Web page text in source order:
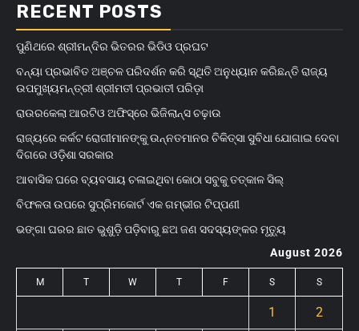
RECENT POSTS
ପୁଣିଥରେ ଶ୍ରୀମନ୍ଦିର ଭିତରର ଭିଡିଓ ପ୍ରଘଟ
ବନ୍ୟା ପ୍ରଭାବିତ ଅଞ୍ଚଳ ପରିଦର୍ଶନ କରି ସ୍ଥିତି ଅନୁଧ୍ୟାନ କରିଛନ୍ତି ରାଜ୍ୟ
ଉପମୁଖ୍ୟମନ୍ତ୍ରୀ ଶ୍ରୀମତୀ ପ୍ରଭାତୀ ପରିଡ଼ା
ରାଉରକେଲା ଆରଟିଓ ଅଫିସ୍‌ରେ ଭିଜିଲାନ୍ସ ଚଢ଼ାଉ
ରାଜ୍ୟରେ କର୍କଟ ରୋଗୀମାନଙ୍କୁ ଉନ୍ନତମାନର ଚିକିତ୍ସା ସୁବିଧା ଯୋଗାଇ ଦେବା
ଦିଗରେ ଓଡ଼ିଶା ସରକାର
ଆବାସିକ ଘରେ ବ୍ୟବସାୟ ଚଳାଇଥିବା କୋଠା ସବୁକୁ ତତ୍କାଳ ସିଲ୍‌
ବିଫଳତା ଉପରେ ସୁପ୍ରିମକୋର୍ଟ ଏକ ଗମ୍ଭୀର ଟିପ୍ପଣୀ
ଭଙ୍ଗା ଘରର ଛାତ ଭୁଶୁଡ଼ି ପଡ଼ିବାରୁ ଛଅ ଜଣ ସଦସ୍ୟଙ୍କର ମୃତ୍ୟୁ
August 2026
M T W T F S S
1 2